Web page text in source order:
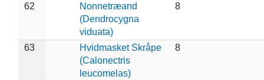
62
Nonnetræand
(Dendrocygna
viduata)
8
63
Hvidmasket Skråpe
(Calonectris
leucomelas)
8